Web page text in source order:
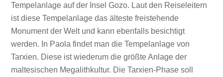
Tempelanlage auf der Insel Gozo. Laut den Reiseleitern
ist diese Tempelanlage das älteste freistehende
Monument der Welt und kann ebenfalls besichtigt
werden. In Paola findet man die Tempelanlage von
Tarxien. Diese ist wiederum die größte Anlage der
maltesischen Megalithkultur. Die Tarxien-Phase soll